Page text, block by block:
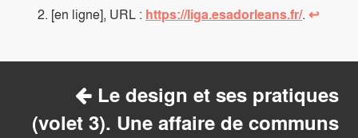
[en ligne], URL : https://liga.esadorleans.fr/. ↩
Le design et ses pratiques
(volet 3). Une affaire de communs